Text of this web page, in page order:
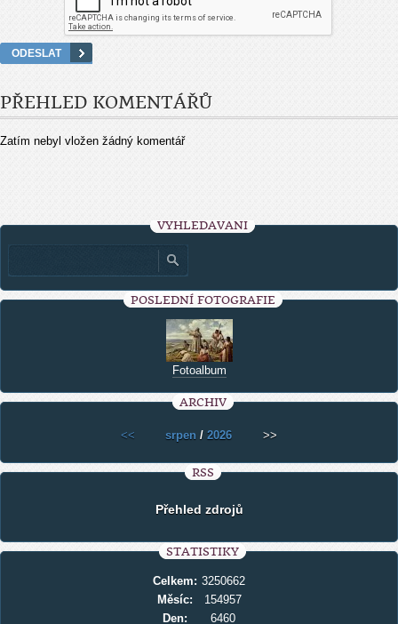
PŘEHLED KOMENTÁŘŮ
Zatím nebyl vložen žádný komentář
VYHLEDÁVÁNÍ
POSLEDNÍ FOTOGRAFIE
Fotoalbum
ARCHIV
<< srpen / 2026 >>
RSS
Přehled zdrojů
STATISTIKY
Celkem: 3250662
Měsíc:
154957
Den:
6460